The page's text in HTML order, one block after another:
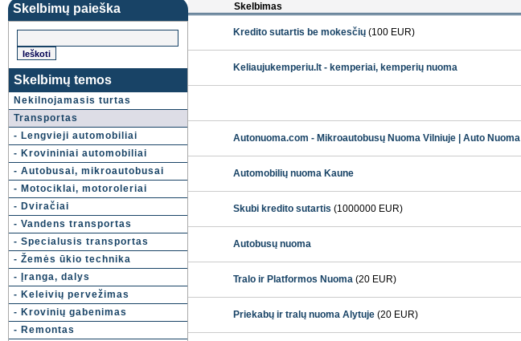
Skelbimų paieška
Skelbimų temos
Nekilnojamasis turtas
Transportas
- Lengvieji automobiliai
- Krovininiai automobiliai
- Autobusai, mikroautobusai
- Motociklai, motoroleriai
- Dviračiai
- Vandens transportas
- Specialusis transportas
- Žemės ūkio technika
- Įranga, dalys
- Keleivių pervežimas
- Krovinių gabenimas
- Remontas
Skelbimas
Kredito sutartis be mokesčių (100 EUR)
Keliaujukemperiu.lt - kemperiai, kemperių nuoma
Autonuoma.com - Mikroautobusų Nuoma Vilniuje | Auto Nuoma
Automobilių nuoma Kaune
Skubi kredito sutartis (1000000 EUR)
Autobusų nuoma
Tralo ir Platformos Nuoma (20 EUR)
Priekabų ir tralų nuoma Alytuje (20 EUR)